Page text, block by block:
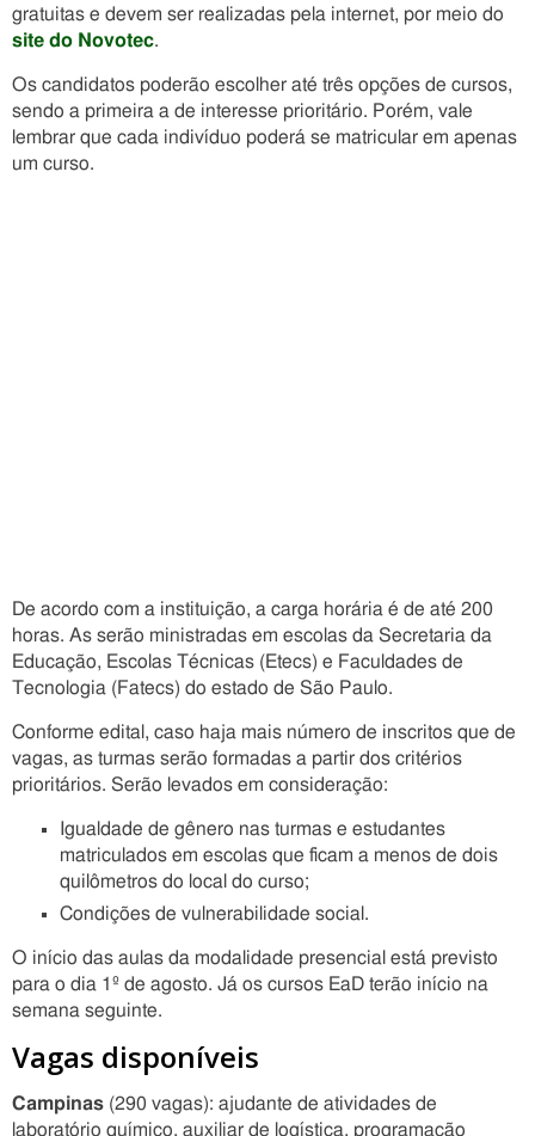
gratuitas e devem ser realizadas pela internet, por meio do
site do Novotec.
Os candidatos poderão escolher até três opções de cursos,
sendo a primeira a de interesse prioritário. Porém, vale
lembrar que cada indivíduo poderá se matricular em apenas
um curso.
De acordo com a instituição, a carga horária é de até 200
horas. As serão ministradas em escolas da Secretaria da
Educação, Escolas Técnicas (Etecs) e Faculdades de
Tecnologia (Fatecs) do estado de São Paulo.
Conforme edital, caso haja mais número de inscritos que de
vagas, as turmas serão formadas a partir dos critérios
prioritários. Serão levados em consideração:
Igualdade de gênero nas turmas e estudantes
matriculados em escolas que ficam a menos de dois
quilômetros do local do curso;
Condições de vulnerabilidade social.
O início das aulas da modalidade presencial está previsto
para o dia 1º de agosto. Já os cursos EaD terão início na
semana seguinte.
Vagas disponíveis
Campinas (290 vagas): ajudante de atividades de
laboratório químico, auxiliar de logística, programação